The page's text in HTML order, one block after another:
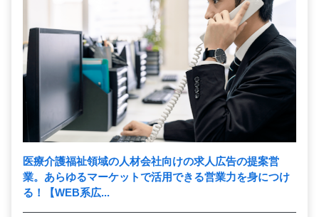
医療介護福祉領域の人材会社向けの求人広告の提案営
業。あらゆるマーケットで活用できる営業力を身につけ
る！【WEB系広...